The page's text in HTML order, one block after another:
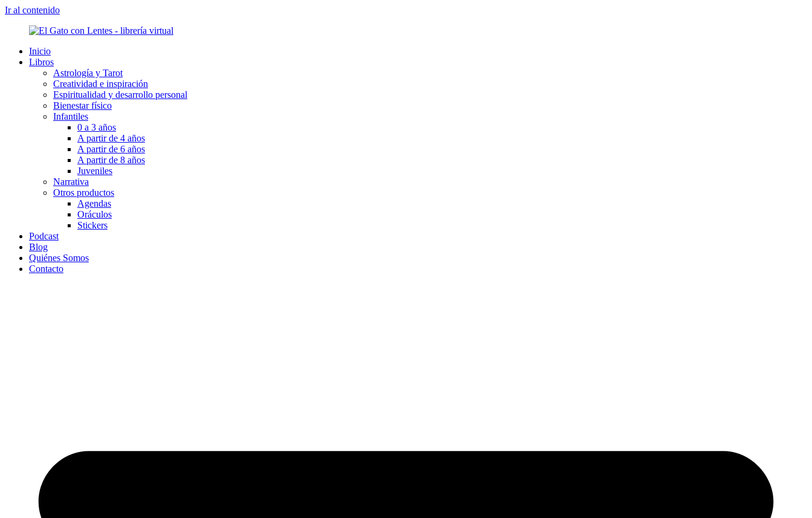
Ir al contenido
Inicio
Libros
Astrología y Tarot
Creatividad e inspiración
Espiritualidad y desarrollo personal
Bienestar físico
Infantiles
0 a 3 años
A partir de 4 años
A partir de 6 años
A partir de 8 años
Juveniles
Narrativa
Otros productos
Agendas
Oráculos
Stickers
Podcast
Blog
Quiénes Somos
Contacto